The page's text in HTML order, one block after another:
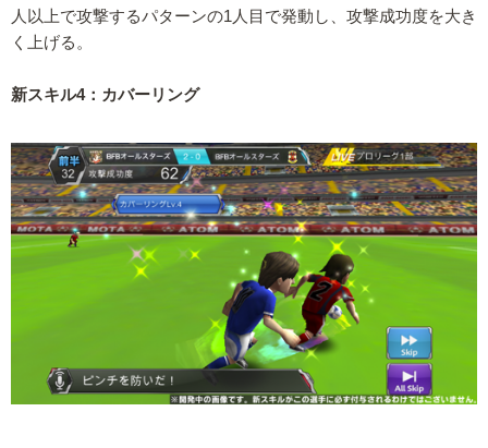
人以上で攻撃するパターンの1人目で発動し、攻撃成功度を大き
く上げる。
新スキル4：カバーリング